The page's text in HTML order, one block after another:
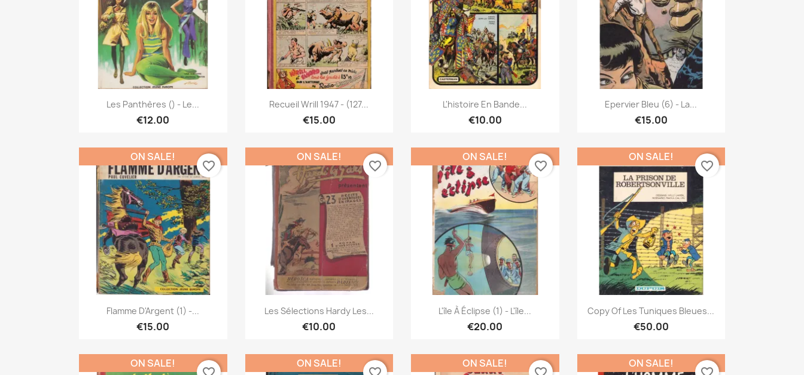
Quick view
Les Panthères () - Le...
€12.00
Quick view
Recueil Wrill 1947 - (127...
€15.00
Quick view
L'histoire En Bande...
€10.00
Quick view
Epervier Bleu (6) - La...
€15.00
Quick view
Flamme D'Argent (1) -...
€15.00
ON SALE!
favorite_border
Quick view
Les Sélections Hardy Les...
€10.00
ON SALE!
favorite_border
Quick view
L'île À Éclipse (1) - L'île...
€20.00
ON SALE!
favorite_border
Quick view
Copy Of Les Tuniques Bleues...
€50.00
ON SALE!
favorite_border
ON SALE! ON SALE! ON SALE! ON SALE!